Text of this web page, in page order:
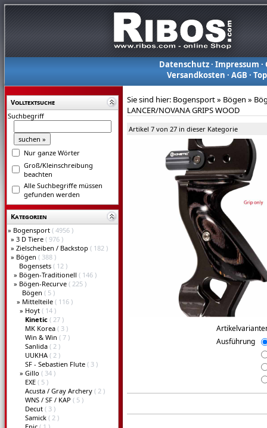
Datenschutz· Impressum ·
Versandkosten ·AGB ·
Volltextsuche
Suchbegriff
Nur ganze Wörter
Groß/Kleinschreibung
beachten
Alle Suchbegriffe müssen
gefunden werden
Kategorien
» Bogensport ( 4956 )
» 3 D Tiere ( 976 )
» Zielscheiben / Backstop ( 182 )
» Bögen ( 388 )
Bogensets ( 12 )
» Bögen-Traditionell ( 146 )
» Bögen-Recurve ( 225 )
Bögen ( 5 )
» Mittelteile ( 116 )
» Hoyt ( 14 )
Kinetic ( 27 )
MK Korea ( 3 )
Win & Win ( 7 )
Sanlida ( 2 )
UUKHA ( 2 )
SF - Sebastien Flute ( 3 )
» Gillo ( 34 )
EXE ( 5 )
Acusta / Gray Archery ( 2 )
WNS / SF / KAP ( 5 )
Decut ( 3 )
Samick ( 2 )
Sie sind hier: Bogensport» Bögen »
LANCER/NOVANA GRIPS WOOD
Artikel 7 von 27 in dieser Kategorie
Ausführung